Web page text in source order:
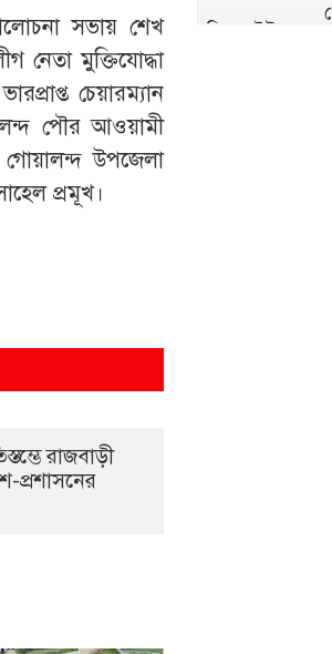
সভায় শেখ
নেতা মুক্তিযোদ্ধা
চেয়ারম্যান
পৌর আওয়ামী
গোয়ালন্দ উপজেলা
প্রমূখ।
রাজবাড়ী
প্রশাসনের